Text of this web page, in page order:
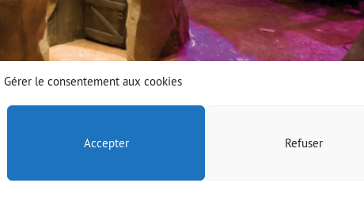
Gérer le consentement aux cookies
Accepter Refuser